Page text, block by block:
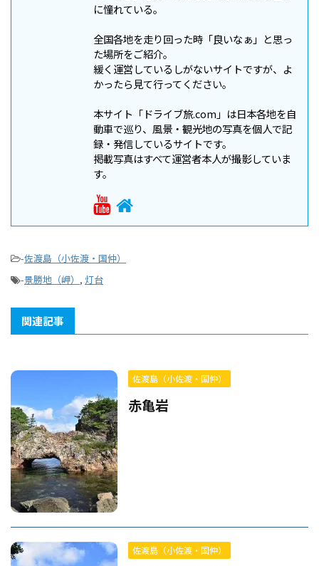
に憧れている。
全国各地を走り回った時「良いなぁ」と思っ
た場所をご紹介。
緩く運営しているしがないサイトですが、よ
かったら見て行ってください。
本サイト「ドライブ旅.com」は日本各地を自
動車で巡り、風景・観光地の写真を個人で記
録・発信しているサイトです。
掲載写真はすべて運営者本人が撮影していま
す。
-佐渡島（小佐渡・国仲）
-景勝地（岬） , 灯台
関連記事
佐渡島（小佐渡・国仲）
赤亀岩
佐渡島（小佐渡・国仲）